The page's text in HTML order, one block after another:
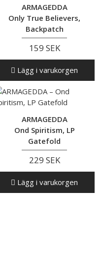
ARMAGEDDA
Only True Believers,
Backpatch
159 SEK
Lägg i varukorgen
ARMAGEDDA
Ond Spiritism, LP
Gatefold
229 SEK
Lägg i varukorgen